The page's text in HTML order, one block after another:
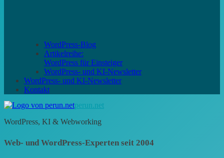
WordPress-Blog
Artikelreihe:
WordPress für Einsteiger
WordPress- und KI-Newsletter
WordPress- und KI-Newsletter
Kontakt
perun.net
WordPress, KI & Webworking
Web- und WordPress-Experten seit 2004